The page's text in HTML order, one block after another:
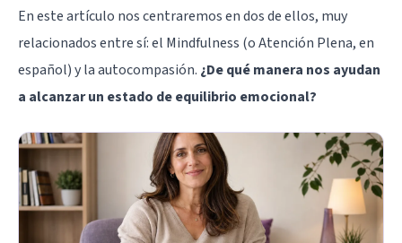
En este artículo nos centraremos en dos de ellos, muy
relacionados entre sí: el Mindfulness (o Atención Plena, en
español) y la autocompasión. ¿De qué manera nos ayudan
a alcanzar un estado de equilibrio emocional?